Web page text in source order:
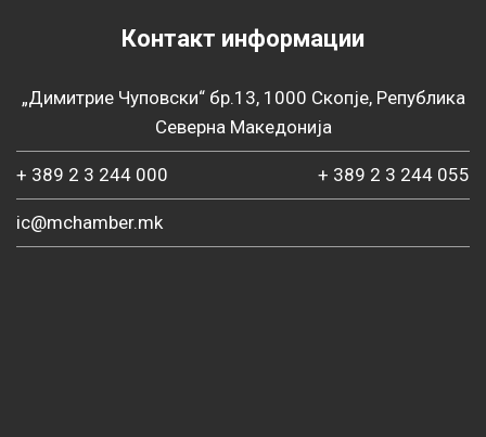
Контакт информации
„Димитрие Чуповски“ бр.13, 1000 Скопје, Република
Северна Македонија
+ 389 2 3 244 000 + 389 2 3 244 055
ic@mchamber.mk